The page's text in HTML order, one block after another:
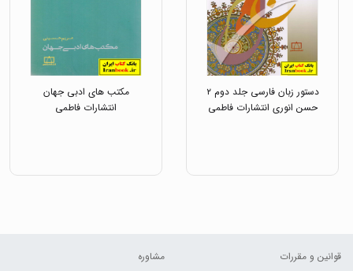
دستور زبان فارسی جلد دوم ۲
حسن انوری انتشارات فاطمی
مکتب های ادبی جهان
انتشارات فاطمی
قوانین و مقررات مشاوره